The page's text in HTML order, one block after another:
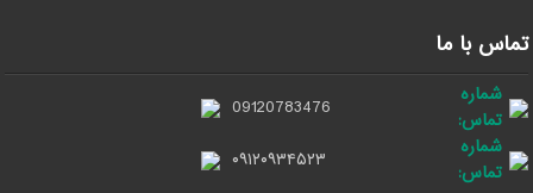
تماس با ما
شماره
تماس:
09120783476
شماره
تماس:
۰۹۱۲۰۹۳۴۵۲۳